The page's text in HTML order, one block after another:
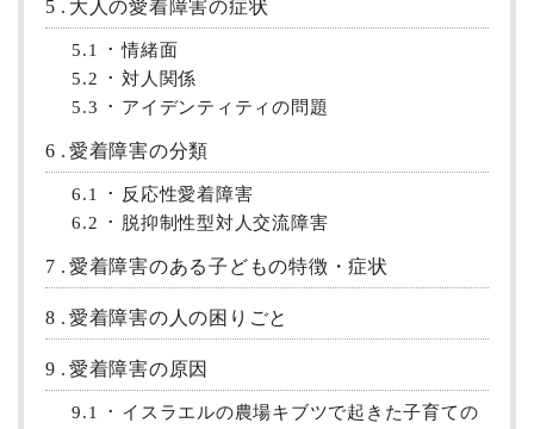
5 大人の愛着障害の症状
5.1
情緒面
5.2
対人関係
5.3
アイデンティティの問題
6 愛着障害の分類
6.1
反応性愛着障害
6.2
脱抑制性型対人交流障害
7 愛着障害のある子どもの特徴・症状
8 愛着障害の人の困りごと
9 愛着障害の原因
9.1
イスラエルの農場キブツで起きた子育ての